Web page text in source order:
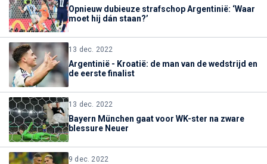
Opnieuw dubieuze strafschop Argentinië: ‘Waar
moet hij dán staan?’
13 dec. 2022
Argentinië - Kroatië: de man van de wedstrijd en
de eerste finalist
13 dec. 2022
Bayern München gaat voor WK-ster na zware
blessure Neuer
9 dec. 2022